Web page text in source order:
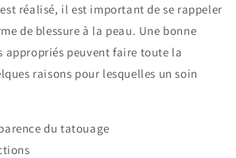
réalisé, il est important de se rappeler
de blessure à la peau. Une bonne
appropriés peuvent faire toute la
raisons pour lesquelles un soin
du tatouage